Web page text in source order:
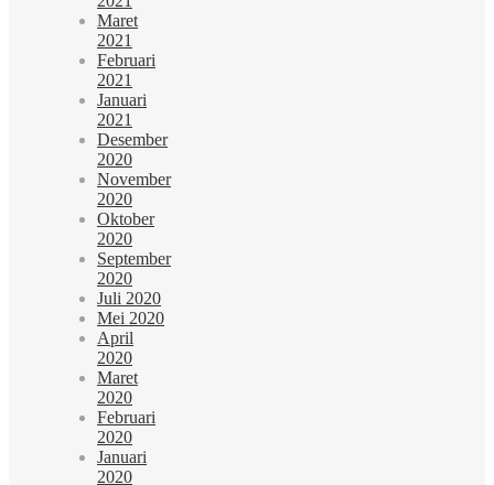
Maret
2021
Februari
2021
Januari
2021
Desember
2020
November
2020
Oktober
2020
September
2020
Juli 2020
Mei 2020
April
2020
Maret
2020
Februari
2020
Januari
2020